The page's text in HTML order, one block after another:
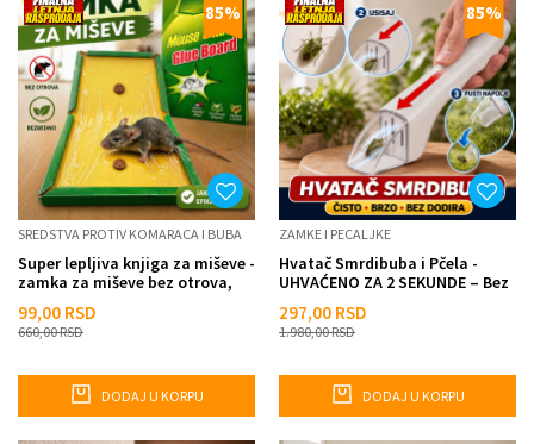
85%
SREDSTVA PROTIV KOMARACA I BUBA
Super lepljiva knjiga za miševe -
zamka za miševe bez otrova,
99,00 RSD
660,00RSD
DODAJ U KORPU
85%
ZAMKE I PECALJKE
Hvatač Smrdibuba i Pčela -
UHVAĆENO ZA 2 SEKUNDE – Bez
297,00 RSD
1.980,00RSD
DODAJ U KORPU